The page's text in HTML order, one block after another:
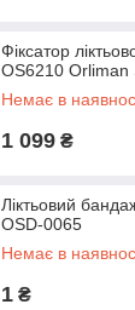
Фіксатор
OS6210 Orliman
Немає в
1 099 ₴
Ліктьовий
OSD-0065
Немає в
1 ₴